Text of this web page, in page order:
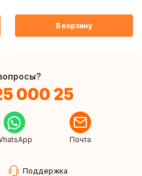
В корзину
000 25
Почта
Поддержка